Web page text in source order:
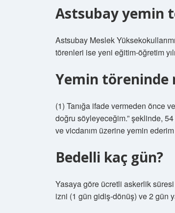
Astsubay yemin
Astsubay Meslek
törenleri ise yeni eğitim-öğretim
Yemin töreninde
(1) Tanığa ifade vermeden önce
doğru söyleyeceğim.” şeklinde,
ve vicdanım üzerine yemin
Bedelli kaç gün?
Yasaya göre ücretli askerlik
izni (1 gün gidiş-dönüş) ve 2 gün